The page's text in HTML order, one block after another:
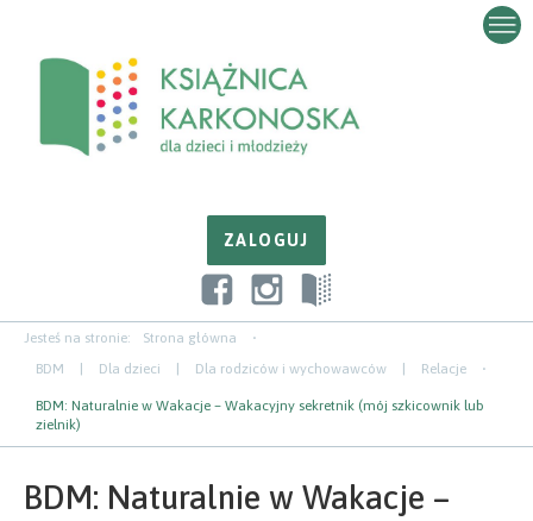
zawartości
nawigacji
paska
Jesteś na stronie:
Strona główna
BDM
Dla dzieci Dla rodziców i wychowawców Relacje
BDM: Naturalnie w Wakacje – Wakacyjny sekretnik (mój szkicownik lub
zielnik)
BDM: Naturalnie w Wakacje –